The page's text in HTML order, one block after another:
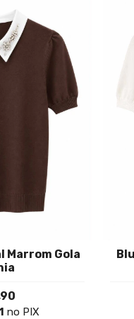
Marrom Gola
no PIX